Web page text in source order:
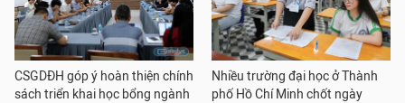
CSGDĐH góp ý hoàn thiện chính
sách triển khai học bổng ngành
Nhiều trường đại học ở Thành
phố Hồ Chí Minh chốt ngày